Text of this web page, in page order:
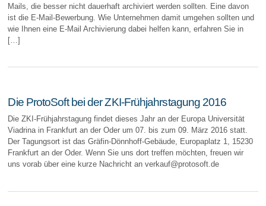
Mails, die besser nicht dauerhaft archiviert werden sollten. Eine davon
ist die E-Mail-Bewerbung. Wie Unternehmen damit umgehen sollten und
wie Ihnen eine E-Mail Archivierung dabei helfen kann, erfahren Sie in
[…]
Die ProtoSoft bei der ZKI-Frühjahrstagung 2016
Die ZKI-Frühjahrstagung findet dieses Jahr an der Europa Universität
Viadrina in Frankfurt an der Oder um 07. bis zum 09. März 2016 statt.
Der Tagungsort ist das Gräfin-Dönnhoff-Gebäude, Europaplatz 1, 15230
Frankfurt an der Oder. Wenn Sie uns dort treffen möchten, freuen wir
uns vorab über eine kurze Nachricht an verkauf@protosoft.de